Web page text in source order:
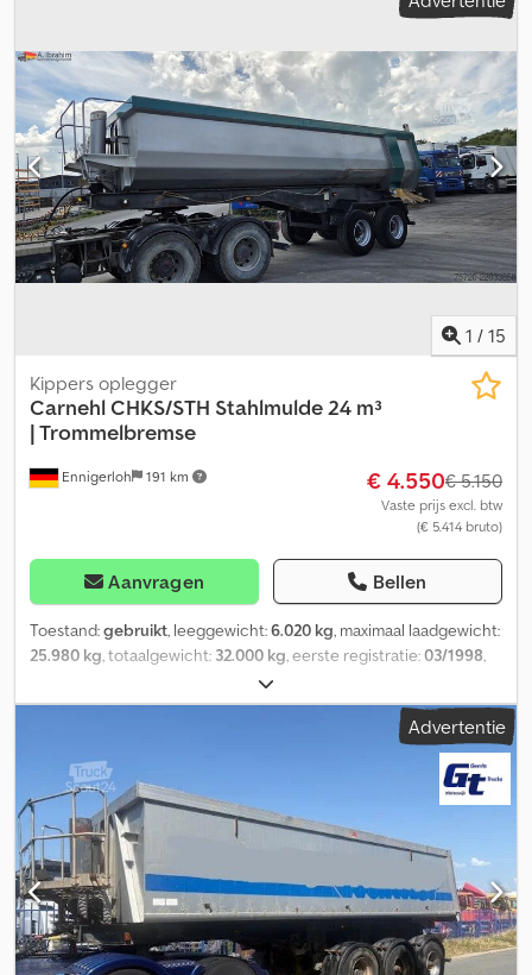
Aexwruxsg Ieha GOLEC NUTZFAHRZEUGE GMBH Wij spreken:
1 / 15
Ennigerloh 191 km
Kippers oplegger
CarnehlCHKS/STH Stahlmulde 24 m³
| Trommelbremse
€ 4.550€ 5.150
Vaste prijs excl. btw
(€ 5.414 bruto)
Aanvragen Bellen
Toestand:gebruikt, leeggewicht:6.020 kg, maximaal laadgewicht:
25.980 kg , totaalgewicht: 32.000 kg , eerste registratie:03/1998
, bandenmaten:
soort overbrenging:overig, voorbandmaat:385/65R22,5 160J,
, bestuurderscabine:overig,
, Contactpersoon verkoop:
Frank Rau / Russisch / Engels / Duits - Bachar Ibrahim / Arabisch /
Engels / Duits - Kentekenservice, APK/SP/UVV, overbrenging naar
haven Basiskleur: grijs Codpszaqrcefx Ag Ijha Extra's in de
uitrusting ABS, video, laadvermogen (kg): 25980 Opbouwtype:
Carnehl CHKS/STH 1998 24 m³ trommelrem, HSN/TSN: 6454/000
Wijzigingen voorbehouden.
Advertentie